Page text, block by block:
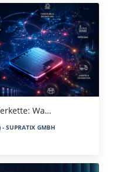
Wa…
- SUPRATIX GMBH